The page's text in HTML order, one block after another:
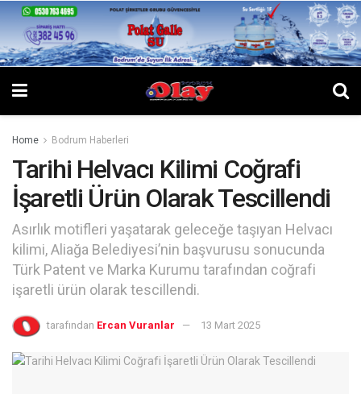
Home Bodrum Haberleri
Tarihi Helvacı Kilimi Coğrafi
İşaretli Ürün Olarak Tescillendi
Asırlık motifleri yaşatarak geleceğe taşıyan Helvacı
kilimi, Aliağa Belediyesi’nin başvurusu sonucunda
Türk Patent ve Marka Kurumu tarafından coğrafi
işaretli ürün olarak tescillendi.
tarafından Ercan Vuranlar 13 Mart 2025